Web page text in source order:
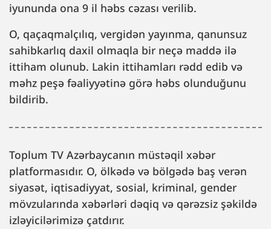
iyununda ona 9 il həbs cəzası verilib.
O, qaçaqmalçılıq, vergidən yayınma, qanunsuz
sahibkarlıq daxil olmaqla bir neçə maddə ilə
ittiham olunub. Lakin ittihamları rədd edib və
məhz peşə fəaliyyətinə görə həbs olunduğunu
bildirib.
Toplum TV Azərbaycanın müstəqil xəbər
platformasıdır. O, ölkədə və bölgədə baş verən
siyasət, iqtisadiyyat, sosial, kriminal, gender
mövzularında xəbərləri dəqiq və qərəzsiz şəkildə
izləyicilərimizə çatdırır.